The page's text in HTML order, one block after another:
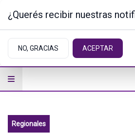
Regionales
¿Querés recibir nuestras
NO, GRACIAS ACEPTAR